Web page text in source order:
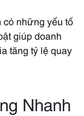
có những yếu tố
giúp doanh
tăng tỷ lệ quay
Nhanh